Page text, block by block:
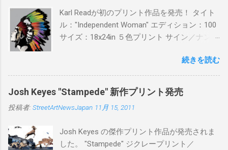
Karl Readが初のプリント作品を発売！ タイト
ル："Independent Woman" エディション：100
サイズ：18x24in ５色プリント サイン／ナンバ
ドフィニッシュバージョン（エディション：
25）$125 購入は８月２６日に こちら から
続きを読む
Josh Keyes "Stampede" 新作プリント発売
投稿者: StreetArtNewsJapan 11月 15, 2011
Josh Keyes の傑作プリント作品が発売されま
した。 "Stampede" ジクレープリント／